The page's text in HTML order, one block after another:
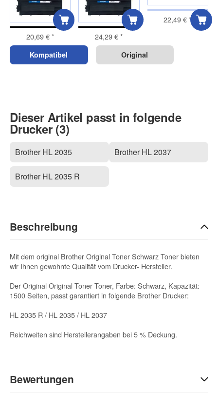
20,69 €* 24,29 €*
22,49 €*
Kompatibel Original
Dieser Artikel passt in folgende
Drucker (3)
Brother HL 2035
Brother HL 2035 R
Brother HL 2037
Beschreibung
Mit dem original Brother Original Toner Schwarz Toner bieten
wir Ihnen gewohnte Qualität vom Drucker- Hersteller.
Der Original Original Toner Toner, Farbe: Schwarz, Kapazität:
1500 Seiten, passt garantiert in folgende Brother Drucker:
HL 2035 R / HL 2035 / HL 2037
Reichweiten sind Herstellerangaben bei 5 % Deckung.
Bewertungen